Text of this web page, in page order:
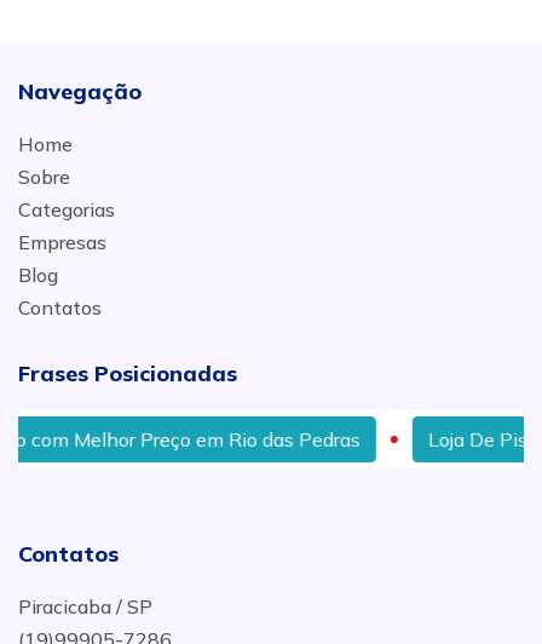
Navegação
Home
Sobre
Categorias
Empresas
Blog
Contatos
Frases Posicionadas
em Rio das Pedras Loja De Pisos Com Melhor
Contatos
Piracicaba / SP
(19)99905-7286